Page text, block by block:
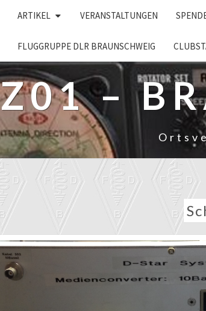
ARTIKEL VERANSTALTUNGEN
FLUGGRUPPE DLR BRAUNSCHWEIG
Z01 –